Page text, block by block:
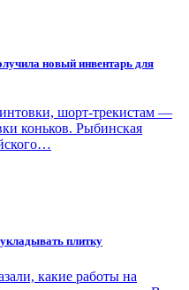
новый инвентарь для
шорт-трекистам —
коньков. Рыбинская
плитку
какие работы на